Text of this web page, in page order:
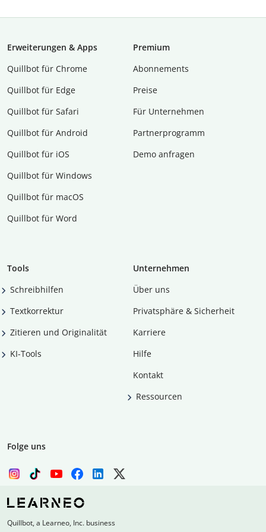
Erweiterungen & Apps
Quillbot für Chrome
Quillbot für Edge
Quillbot für Safari
Quillbot für Android
Quillbot für iOS
Quillbot für Windows
Quillbot für macOS
Quillbot für Word
Premium
Abon­ne­ments
Preise
Für Unternehmen
Partnerprogramm
Demo anfragen
Tools
Schreibhilfen
Textkorrektur
Zitieren und Originalität
KI-Tools
Unternehmen
Über uns
Privatsphäre & Sicherheit
Karriere
Hilfe
Kontakt
Ressourcen
Folge uns
Quillbot, a Learneo, Inc. business